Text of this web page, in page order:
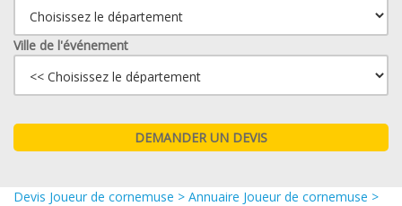
Ville de l'événement
Devis Joueur de cornemuse > Annuaire Joueur de cornemuse >